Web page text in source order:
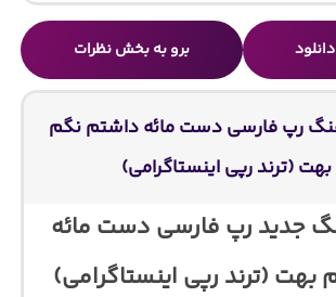
برو به بخش نظرات
رپ فارسی دست مائه داشتم نگم
بهت (ترند رپی اینستاگرامی)
جدید رپ فارسی دست مائه
(ترند رپی اینستاگرامی)